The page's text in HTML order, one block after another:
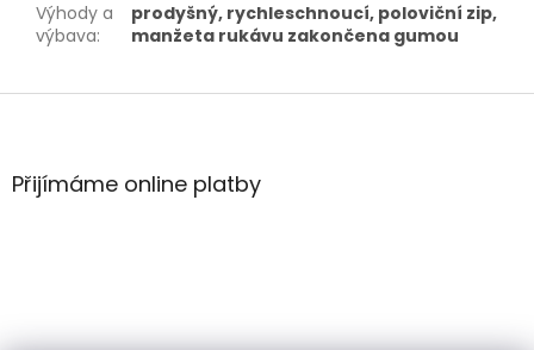
Výhody a
výbava:
prodyšný, rychleschnoucí, poloviční zip,
manžeta rukávu zakončena gumou
Z
aPřijímáme online platby